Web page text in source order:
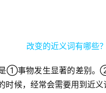
①事物发生显著的差别。
时候，经常会需要用到近